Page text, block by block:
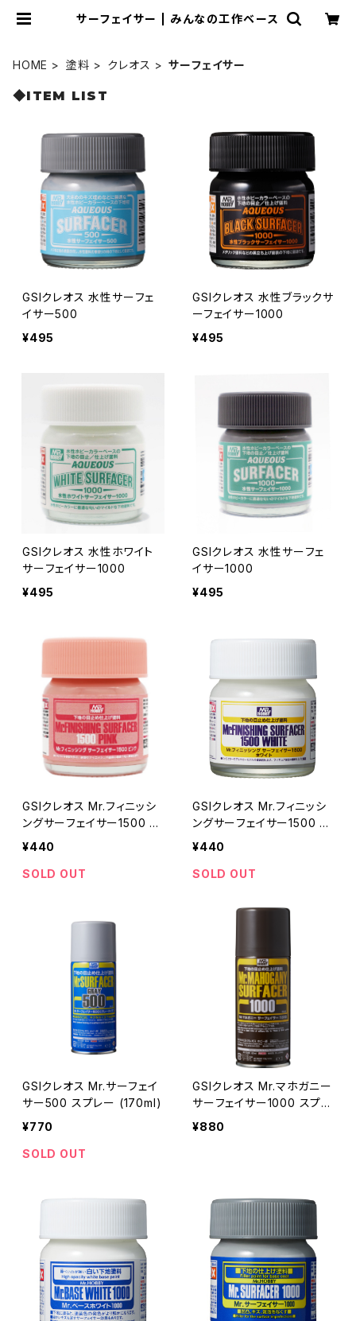
サーフェイサー | みんなの工作ベース
HOME 塗料 クレオス サーフェイサー
◆ITEM LIST
GSIクレオス 水性サーフェ
イサー500
¥495
GSIクレオス 水性ブラックサ
ーフェイサー1000
¥495
GSIクレオス 水性ホワイト
サーフェイサー1000
¥495
GSIクレオス 水性サーフェ
イサー1000
¥495
GSIクレオス Mr.フィニッシ
ングサーフェイサー1500 ピ
ンク
¥440
SOLD OUT
GSIクレオス Mr.フィニッシ
ングサーフェイサー1500 ホ
ワイト
¥440
SOLD OUT
GSIクレオス Mr.サーフェイ
サー500 スプレー (170ml)
¥770
SOLD OUT
GSIクレオス Mr.マホガニー
サーフェイサー1000 スプレ
ー
¥880